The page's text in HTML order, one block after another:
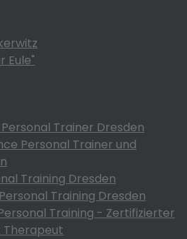
Eule"
Trainer Dresden
Personal Trainer und
Training Dresden
Training Dresden
Training - Zertifizierter
Therapeut